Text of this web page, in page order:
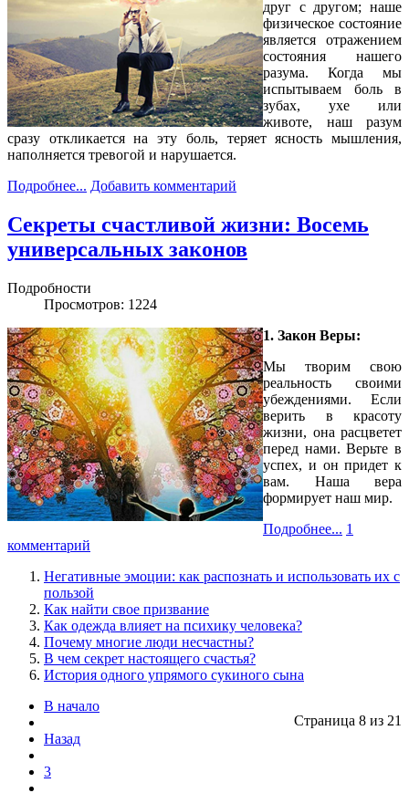
друг с другом; наше
физическое состояние
является отражением
состояния нашего
разума. Когда мы
испытываем боль в
зубах, ухе или
животе, наш разум
сразу откликается на эту боль, теряет ясность мышления,
наполняется тревогой и нарушается.
Подробнее... Добавить комментарий
Секреты счастливой жизни: Восемь
универсальных законов
Подробности
Просмотров: 1224
1. Закон Веры:
Мы творим свою
реальность своими
убеждениями. Если
верить в красоту
жизни, она расцветет
перед нами. Верьте в
успех, и он придет к
вам. Наша вера
формирует наш мир.
Подробнее... 1
комментарий
Негативные эмоции: как распознать и использовать их с
пользой
Как найти свое призвание
Как одежда влияет на психику человека?
Почему многие люди несчастны?
В чем секрет настоящего счастья?
История одного упрямого сукиного сына
Страница 8 из 21
В начало
Назад
3